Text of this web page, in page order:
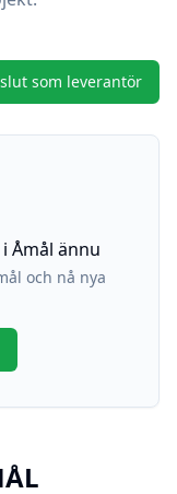
som leverantör
Åmål ännu
och nå nya